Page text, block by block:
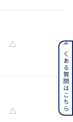
△
△ よくある質問はこちら